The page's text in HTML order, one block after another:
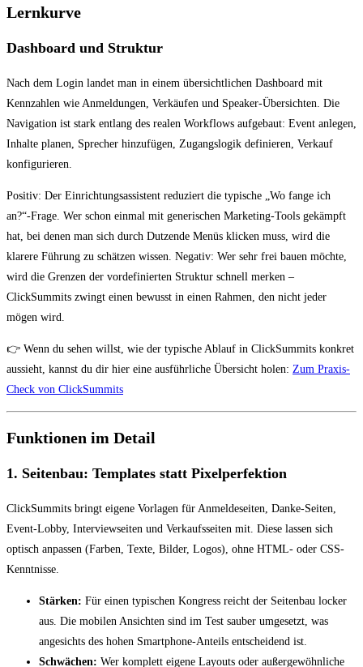
Lernkurve
Dashboard und Struktur
Nach dem Login landet man in einem übersichtlichen Dashboard mit
Kennzahlen wie Anmeldungen, Verkäufen und Speaker-Übersichten. Die
Navigation ist stark entlang des realen Workflows aufgebaut: Event anlegen,
Inhalte planen, Sprecher hinzufügen, Zugangslogik definieren, Verkauf
konfigurieren.
Positiv: Der Einrichtungsassistent reduziert die typische „Wo fange ich
an?“-Frage. Wer schon einmal mit generischen Marketing-Tools gekämpft
hat, bei denen man sich durch Dutzende Menüs klicken muss, wird die
klarere Führung zu schätzen wissen. Negativ: Wer sehr frei bauen möchte,
wird die Grenzen der vordefinierten Struktur schnell merken –
ClickSummits zwingt einen bewusst in einen Rahmen, den nicht jeder
mögen wird.
👉 Wenn du sehen willst, wie der typische Ablauf in ClickSummits konkret
aussieht, kannst du dir hier eine ausführliche Übersicht holen: Zum Praxis-
Check von ClickSummits
Funktionen im Detail
1. Seitenbau: Templates statt Pixelperfektion
ClickSummits bringt eigene Vorlagen für Anmeldeseiten, Danke-Seiten,
Event-Lobby, Interviewseiten und Verkaufsseiten mit. Diese lassen sich
optisch anpassen (Farben, Texte, Bilder, Logos), ohne HTML- oder CSS-
Kenntnisse.
Stärken: Für einen typischen Kongress reicht der Seitenbau locker
aus. Die mobilen Ansichten sind im Test sauber umgesetzt, was
angesichts des hohen Smartphone-Anteils entscheidend ist.
Schwächen: Wer komplett eigene Layouts oder außergewöhnliche